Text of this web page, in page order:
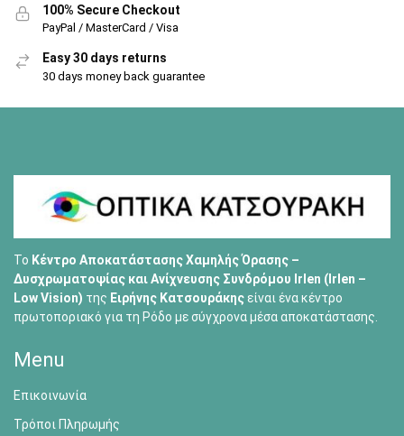
100% Secure Checkout
PayPal / MasterCard / Visa
Easy 30 days returns
30 days money back guarantee
Το Κέντρο Αποκατάστασης Χαμηλής Όρασης –
Δυσχρωματοψίας και Ανίχνευσης Συνδρόμου Irlen (Irlen –
Low Vision) της Ειρήνης Κατσουράκηςείναι ένα κέντρο
πρωτοποριακό για τη Ρόδο με σύγχρονα μέσα αποκατάστασης.
Menu
Επικοινωνία
Τρόποι Πληρωμής